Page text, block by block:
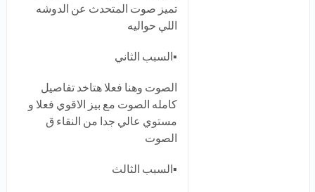
تميز صوت المتحدث عن الدوشه
اللي حواليه
▪️السبب الثاني
الصوت وهنا فعلا هتاخد تفاصيل
كامله الصوت مع بيز الاقوي فعلا و
مستوي عالي جدا من النقاء ق
الصوت
▪️السبب الثالث